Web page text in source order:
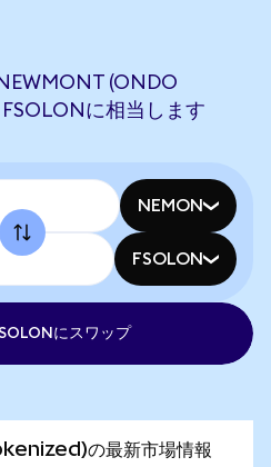
(ONDO
に相当します
NEMON
FSOLON
にスワップ
の最新市場情報